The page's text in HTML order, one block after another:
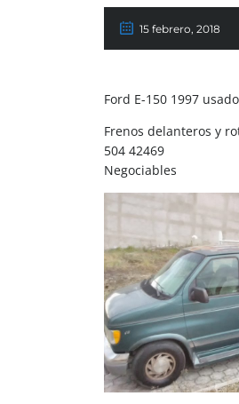
15 febrero, 2018
Ford E-150 1997
Frenos delanteros y
504 42469
Negociables